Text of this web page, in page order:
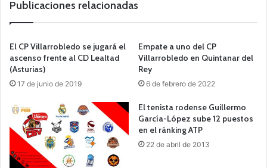
Publicaciones relacionadas
El CP Villarrobledo se jugará el
ascenso frente al CD Lealtad
(Asturias)
17 de junio de 2019
Empate a uno del CP
Villarrobledo en Quintanar del
Rey
6 de febrero de 2022
El tenista rodense Guillermo
García-López sube 12 puestos
en el ránking ATP
22 de abril de 2013